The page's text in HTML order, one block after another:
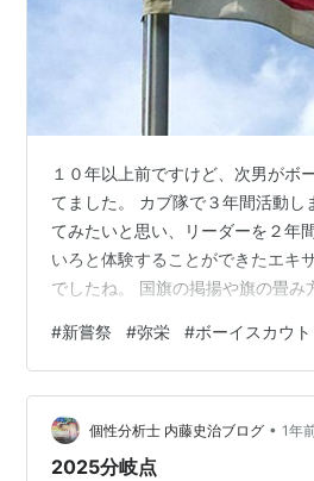
１０年以上前ですけど、次男がボ
てました。 カブ隊で３年間活動し
てみたいと思い、リーダーを２年
いろと体験することができたエキ
でしたね。 国旗の掲揚や旗の畳み
く人、旗を持つ人。 国旗を地面に
からです。 旗の畳み方も四角形と
まして、四角形が一般的な畳み方
隊系です。 団集会や隊集会の最後
て、表彰を受けるスカウトが前に
#新嘗祭 #弥栄 #ボーイスカウト
個性分析士 内藤史治ブログ • 1年
2025分岐点